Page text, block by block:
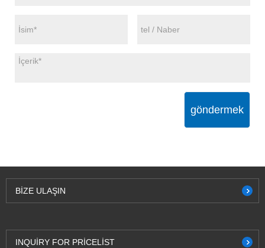
göndermek
BIZE ULAŞIN
INQUIRY FOR PRICELIST